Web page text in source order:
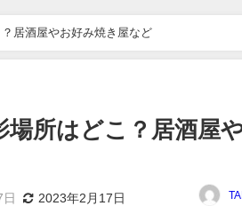
居酒屋やお好み焼き屋など
場所はどこ？居酒屋
2023年2月17日